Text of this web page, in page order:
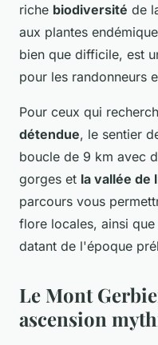
riche biodiversité de
aux plantes
bien que difficile, est
pour les randonneurs
Pour ceux qui
détendue, le sentier
boucle de 9 km avec
gorges et la vallée de
parcours vous
flore locales, ainsi
datant de l'époque
Le Mont
ascension